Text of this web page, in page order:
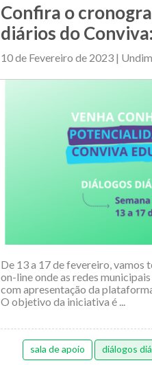
Confira o
diários do
10 de Fevereiro de 2023 |
De 13 a 17 de fevereiro, vamos
on-line onde as redes
com apresentação da
O objetivo da iniciativa é ...
sala de apoio diálogos